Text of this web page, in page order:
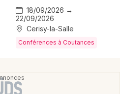
18/09/2026 →
22/09/2026
Cerisy-la-Salle
Conférences à Coutances